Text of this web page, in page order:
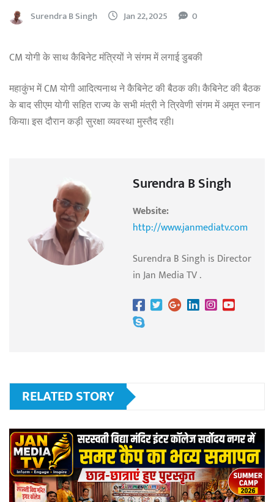
Surendra B Singh Jan 22, 2025 0
CM योगी के साथ कैबिनेट मंत्रियों ने संगम में लगाई डुबकी
महाकुंभ में CM योगी आदित्यनाथ ने कैबिनेट की बैठक की। कैबिनेट की बैठक
के बाद सीएम योगी सहित राज्य के सभी मंत्री ने त्रिवेणी संगम में अमृत स्नान
किया। इस दौरान कड़ी सुरक्षा व्यवस्था मुस्तैद रही।
Surendra B Singh
Website:
http://www.janmediatv.com
Surendra B Singh is Director
in Jan Media TV .
RELATED STORY